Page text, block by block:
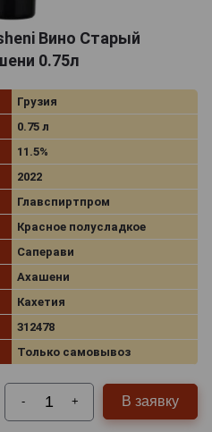
Вино Старый
0.75л
Грузия
0.75 л
11.5%
2022
Главспиртпром
Красное полусладкое
Саперави
Ахашени
Кахетия
312478
Только самовывоз
- + В заявку